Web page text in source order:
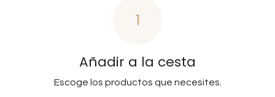
1
Añadir a la cesta
Escoge los productos que necesites.